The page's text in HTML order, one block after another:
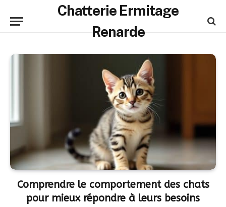
Chatterie Ermitage
Renarde
Comprendre le comportement des chats
pour mieux répondre à leurs besoins